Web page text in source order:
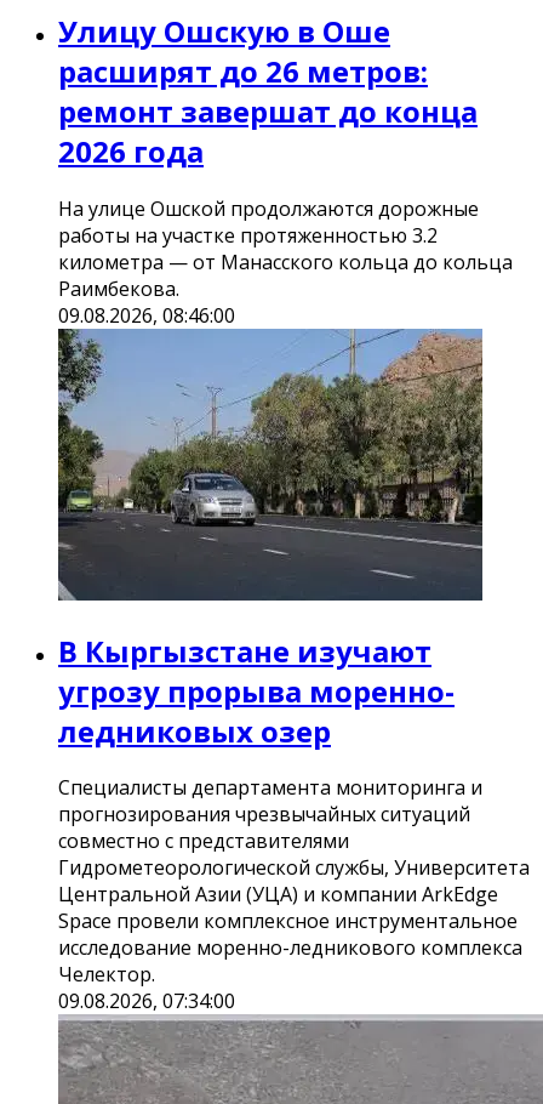
Улицу Ошскую в Оше
расширят до 26 метров:
ремонт завершат до конца
2026 года
На улице Ошской продолжаются дорожные
работы на участке протяженностью 3.2
километра — от Манасского кольца до кольца
Раимбекова.
09.08.2026, 08:46:00
В Кыргызстане изучают
угрозу прорыва моренно-
ледниковых озер
Специалисты департамента мониторинга и
прогнозирования чрезвычайных ситуаций
совместно с представителями
Гидрометеорологической службы, Университета
Центральной Азии (УЦА) и компании ArkEdge
Space провели комплексное инструментальное
исследование моренно-ледникового комплекса
Челектор.
09.08.2026, 07:34:00